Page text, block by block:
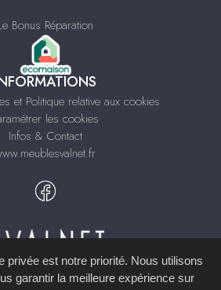
Bonus Réparation
et Politique relative aux cookies
les cookies
Infos & Contact
privée est notre priorité. Nous utilisons
garantir la meilleure expérience sur